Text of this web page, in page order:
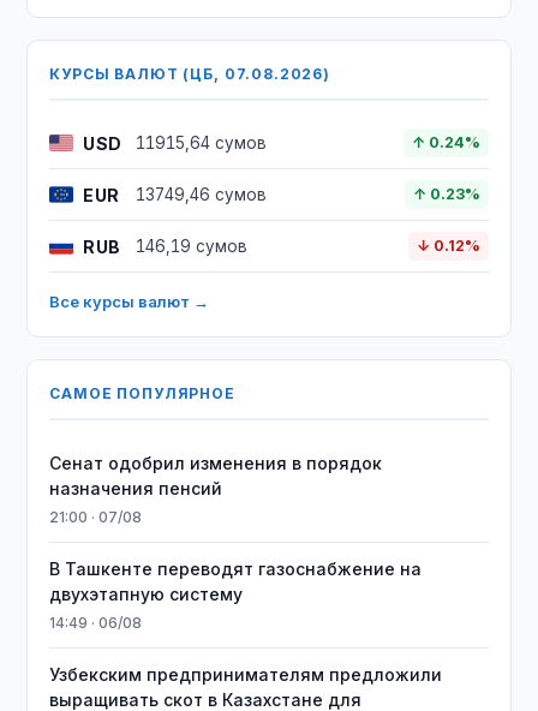
КУРСЫ ВАЛЮТ (ЦБ, 07.08.2026)
USD 11915,64 сумов ↑ 0.24%
EUR 13749,46 сумов ↑ 0.23%
RUB 146,19 сумов ↓ 0.12%
Все курсы валют →
САМОЕ ПОПУЛЯРНОЕ
Сенат одобрил изменения в порядок
назначения пенсий
21:00 · 07/08
В Ташкенте переводят газоснабжение на
двухэтапную систему
14:49 · 06/08
Узбекским предпринимателям предложили
выращивать скот в Казахстане для